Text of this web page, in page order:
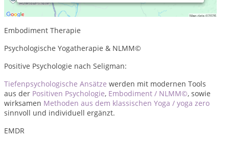
Tiefenpsychologisch fundierte
Embodiment Therapie
Psychologische Yogatherapie & NLMM©
Positive Psychologie nach Seligman:
Tiefenpsychologische Ansätze werden mit modernen Tools
aus der Positiven Psychologie, Embodiment / NLMM©, sowie
wirksamen Methoden aus dem klassischen Yoga / yoga zero
sinnvoll und individuell ergänzt.
EMDR